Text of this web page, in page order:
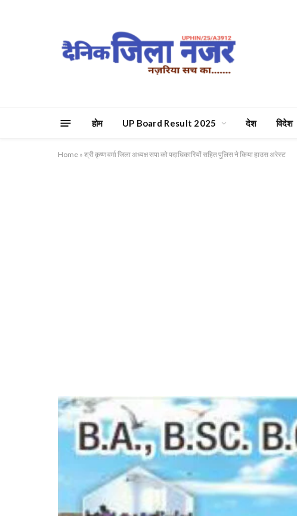
होम UP Board Result 2025 देश विदेश
Home » श्री कृष्ण वर्मा जिला अध्यक्ष सपा को पदाधिकारियों सहित पुलिस ने किया हाउस अरेस्ट